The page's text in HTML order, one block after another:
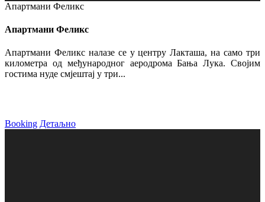
Апартмани Феликс
Апартмани Феликс
Апартмани Феликс налазе се у центру Лакташа, на само три
километра од међународног аеродрома Бања Лука. Својим
гостима нуде смјештај у три...
Booking Детаљно